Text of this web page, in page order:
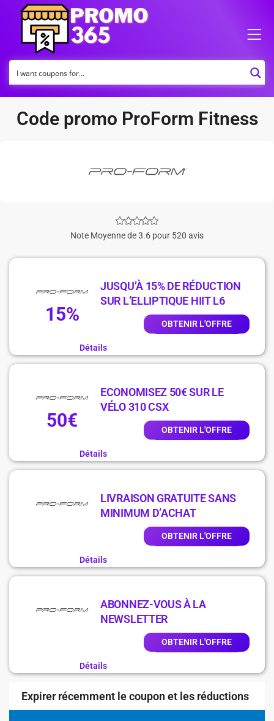
Code promo ProForm Fitness
Note Moyenne de 3.6 pour 520 avis
15%
JUSQU’À 15% DE RÉDUCTION
SUR L’ELLIPTIQUE HIIT L6
OBTENIR L'OFFRE
Détails
50€
ECONOMISEZ 50€ SUR LE
VÉLO 310 CSX
OBTENIR L'OFFRE
Détails
LIVRAISON GRATUITE SANS
MINIMUM D’ACHAT
OBTENIR L'OFFRE
Détails
ABONNEZ-VOUS À LA
NEWSLETTER
OBTENIR L'OFFRE
Détails
Expirer récemment le coupon et les réductions